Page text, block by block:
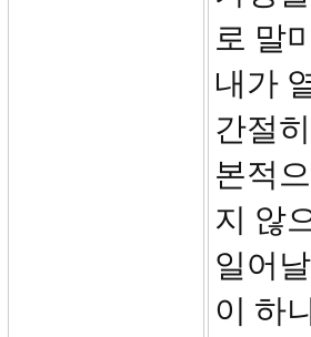
로 말
내가
간절
본적
지 않
일어
이 하